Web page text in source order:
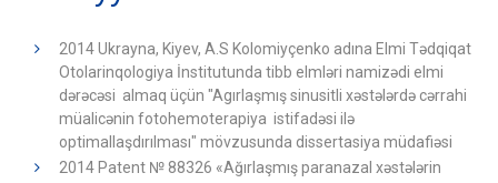
2014 Ukrayna, Kiyev, A.S Kolomiyçenko adına Elmi Tədqiqat
Otolarinqologiya İnstitutunda tibb elmləri namizədi elmi
dərəcəsi almaq üçün "Agırlaşmış sinusitli xəstələrdə cərrahi
müalicənin fotohemoterapiya istifadəsi ilə
optimallaşdırılması" mövzusunda dissertasiya müdafiəsi
2014 Patent № 88326 «Ağırlaşmış paranazal xəstələrin